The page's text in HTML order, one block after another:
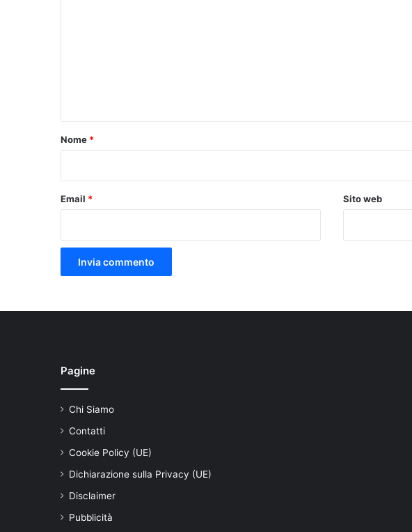
o
Nome *
Email * Sito web
Pagine
Chi Siamo
Contatti
Cookie Policy (UE)
Dichiarazione sulla Privacy (UE)
Disclaimer
Pubblicità